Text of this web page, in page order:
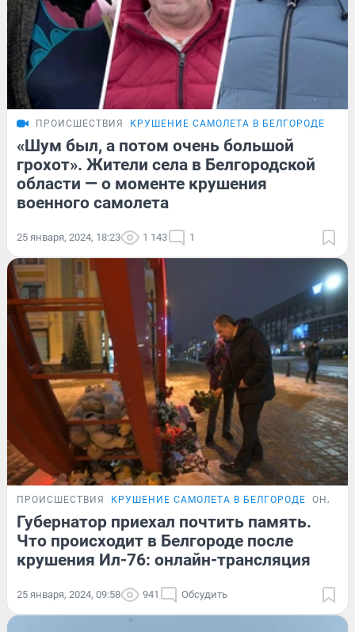
ПРОИСШЕСТВИЯ КРУШЕНИЕ САМОЛЕТА В БЕЛГОРОДЕ
«Шум был, а потом очень большой
грохот». Жители села в Белгородской
области — о моменте крушения
военного самолета
25 января, 2024, 18:23 1 143 1
ПРОИСШЕСТВИЯ КРУШЕНИЕ САМОЛЕТА В БЕЛГОРОДЕ
Губернатор приехал почтить память.
Что происходит в Белгороде после
крушения Ил-76: онлайн-трансляция
25 января, 2024, 09:58 941 Обсудить